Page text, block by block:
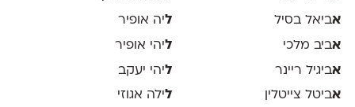
אביאל בסיל
אביב מלכי
אביגיל ריינר
אביטל צייטלין
ליה אופיר
ליהי אופיר
ליהי יעקב
לילה אגוזי